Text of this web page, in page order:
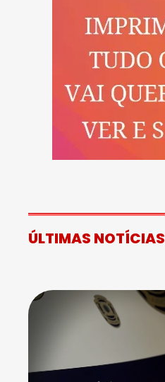
ÚLTIMAS NOTÍCIAS